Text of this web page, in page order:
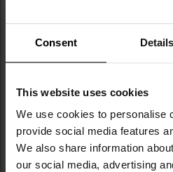
Consent Details
This website uses cookies
We use cookies to personalise
provide social media features
We also share information
our social media, advertising